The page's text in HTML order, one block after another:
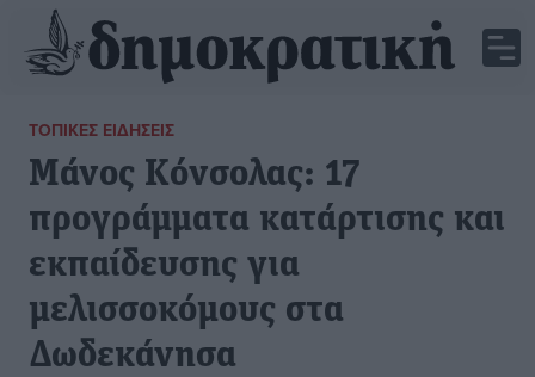
ΤΟΠΙΚΈΣ ΕΙΔΉΣΕΙΣ
Μάνος Κόνσολας: 17
προγράμματα κατάρτισης και
εκπαίδευσης για
μελισσοκόμους στα
Δωδεκάνησα